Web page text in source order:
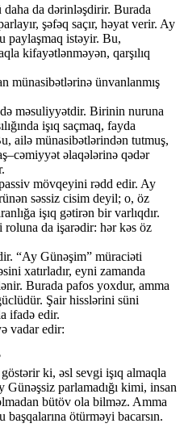
da dərinləşdirir. Burada
şəfəq saçır, həyat verir. Ay
paylaşmaq istəyir. Bu,
kifayətlənməyən, qarşılıq
münasibətlərinə ünvanlanmış
məsuliyyətdir. Birinin nuruna
işıq saçmaq, fayda
ailə münasibətlərindən tutmuş,
əlaqələrinə qədər
mövqeyini rədd edir. Ay
səssiz cisim deyil; o, öz
işıq gətirən bir varlıqdır.
roluna da işarədir: hər kəs öz
“Ay Günəşim” müraciəti
xatırladır, eyni zamanda
Burada pafos yoxdur, amma
Şair hisslərini süni
ifadə edir.
vadar edir:
ki, əsl sevgi işıq almaqla
parlamadığı kimi, insan
bütöv ola bilməz. Amma
ötürməyi bacarsın.